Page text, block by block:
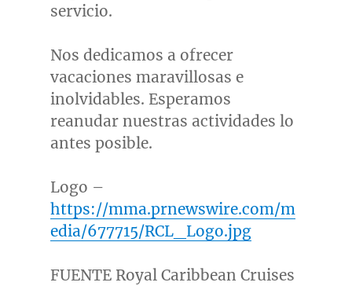
servicio.
Nos dedicamos a ofrecer
vacaciones maravillosas e
inolvidables. Esperamos
reanudar nuestras actividades lo
antes posible.
Logo –
https://mma.prnewswire.com/m
edia/677715/RCL_Logo.jpg
FUENTE Royal Caribbean Cruises